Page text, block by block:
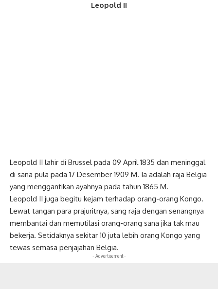
Leopold II
Leopold II lahir di Brussel pada 09 April 1835 dan meninggal
di sana pula pada 17 Desember 1909 M. Ia adalah raja Belgia
yang menggantikan ayahnya pada tahun 1865 M.
Leopold II juga begitu kejam terhadap orang-orang Kongo.
Lewat tangan para prajuritnya, sang raja dengan senangnya
membantai dan memutilasi orang-orang sana jika tak mau
bekerja. Setidaknya sekitar 10 juta lebih orang Kongo yang
tewas semasa penjajahan Belgia.
- Advertisement -